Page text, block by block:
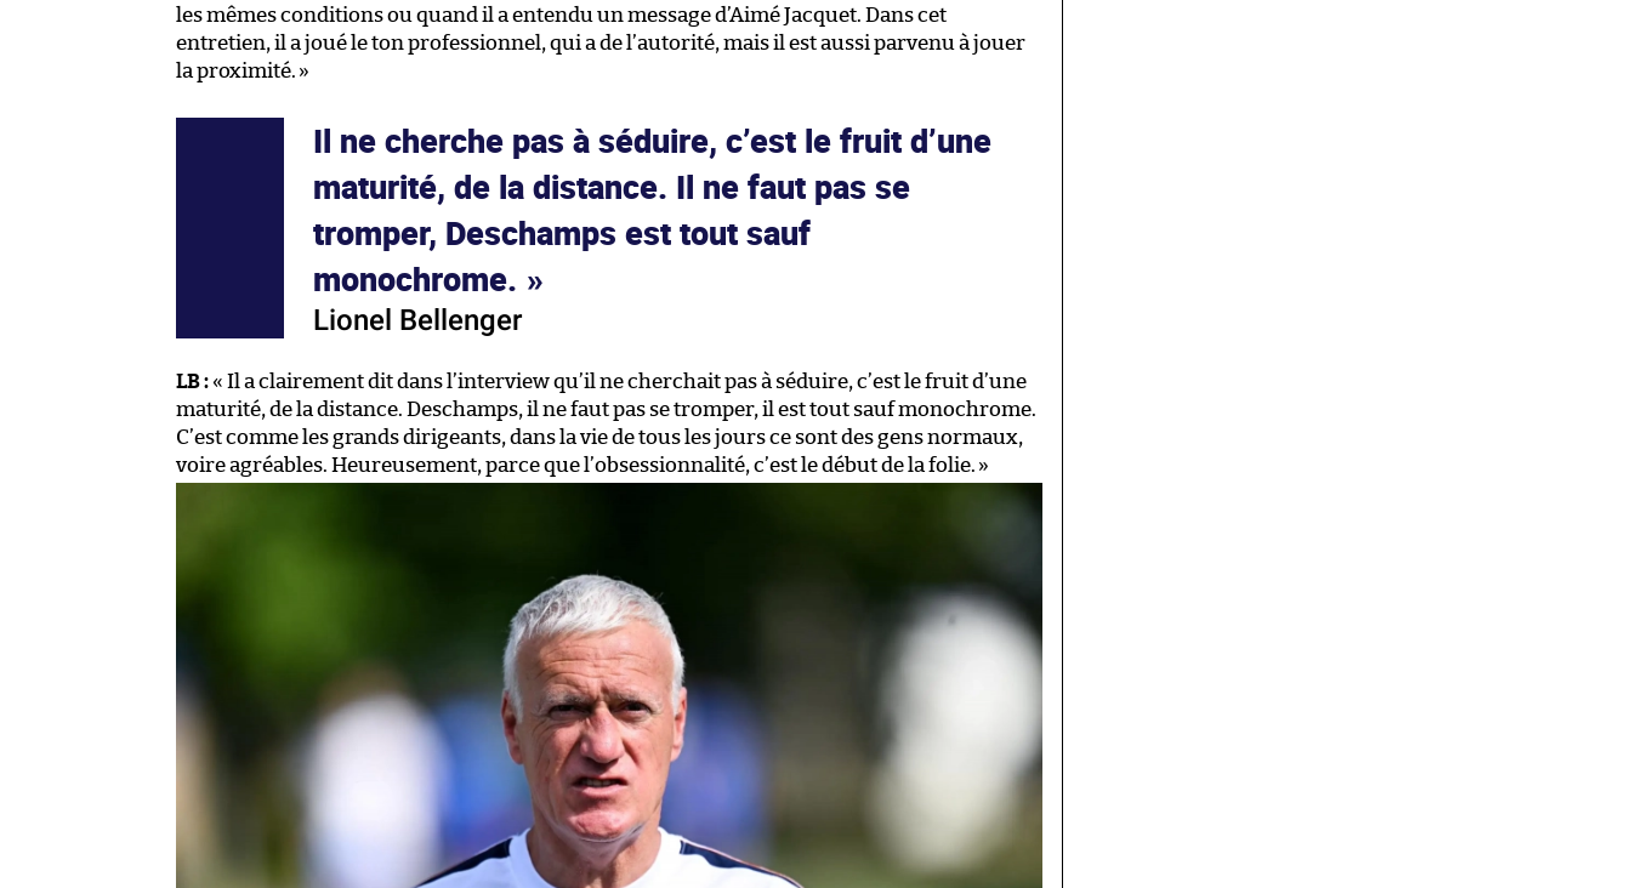
les mêmes conditions ou quand il a entendu un message d’Aimé Jacquet. Dans cet
entretien, il a joué le ton professionnel, qui a de l’autorité, mais il est aussi parvenu à jouer
la proximité. »
Il ne cherche pas à séduire, c’est le fruit d’une
maturité, de la distance. Il ne faut pas se
tromper, Deschamps est tout sauf
monochrome.
Lionel Bellenger
LB : « Il a clairement dit dans l’interview qu’il ne cherchait pas à séduire, c’est le fruit d’une
maturité, de la distance. Deschamps, il ne faut pas se tromper, il est tout sauf monochrome.
C’est comme les grands dirigeants, dans la vie de tous les jours ce sont des gens normaux,
voire agréables. Heureusement, parce que l’obsessionnalité, c’est le début de la folie. »